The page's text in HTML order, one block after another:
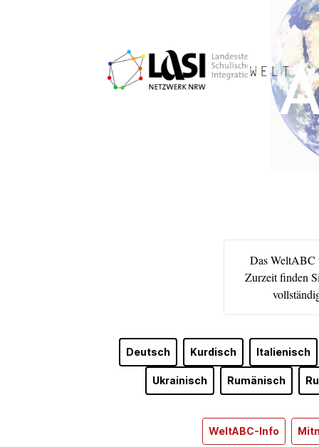
Das WeltABC
Zurzeit finden
Deutsch Kurdisch Italienisch
Ukrainisch Rumänisch
WeltABC-Info